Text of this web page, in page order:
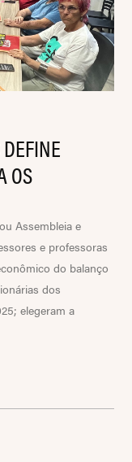
OS
Assembleia e
e professoras
do balanço
dos
elegeram a